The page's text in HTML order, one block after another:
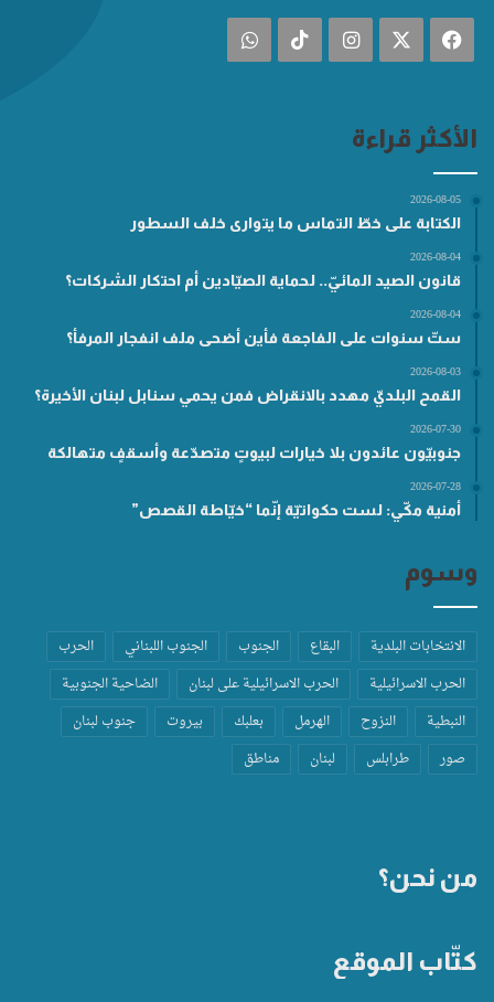
فيسبوك انستقرام ‫TikTokواتساب
الأكثر قراءة
2026-08-05
الكتابة على خطّ التماس ما يتوارى خلف السطور
2026-08-04
قانون الصيد المائيّ.. لحماية الصيّادين أم احتكار الشركات؟
2026-08-04
ستّ سنوات على الفاجعة فأين أضحى ملف انفجار المرفأ؟
2026-08-03
القمح البلديّ مهدد بالانقراض فمن يحمي سنابل لبنان الأخيرة؟
2026-07-30
جنوبيّون عائدون بلا خيارات لبيوتٍ متصدّعة وأسقفٍ متهالكة
2026-07-28
أمنية مكّي: لست حكواتيّة إنّما “خيّاطة القصص”
وسوم
الانتخابات البلدية البقاع الجنوب الجنوب اللبناني
الحرب
الحرب الاسرائيلية
الحرب الاسرائيلية على لبنان
الضاحية الجنوبية
النبطية
النزوح الهرمل بعلبك بيروت
جنوب لبنان
صور
طرابلس لبنان مناطق
من نحن؟
كتّاب الموقع